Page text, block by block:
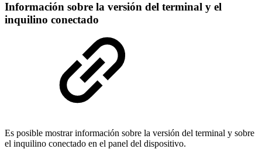
Información sobre la versión del terminal y el
inquilino conectado
Es posible mostrar información sobre la versión del terminal y sobre
el inquilino conectado en el panel del dispositivo.